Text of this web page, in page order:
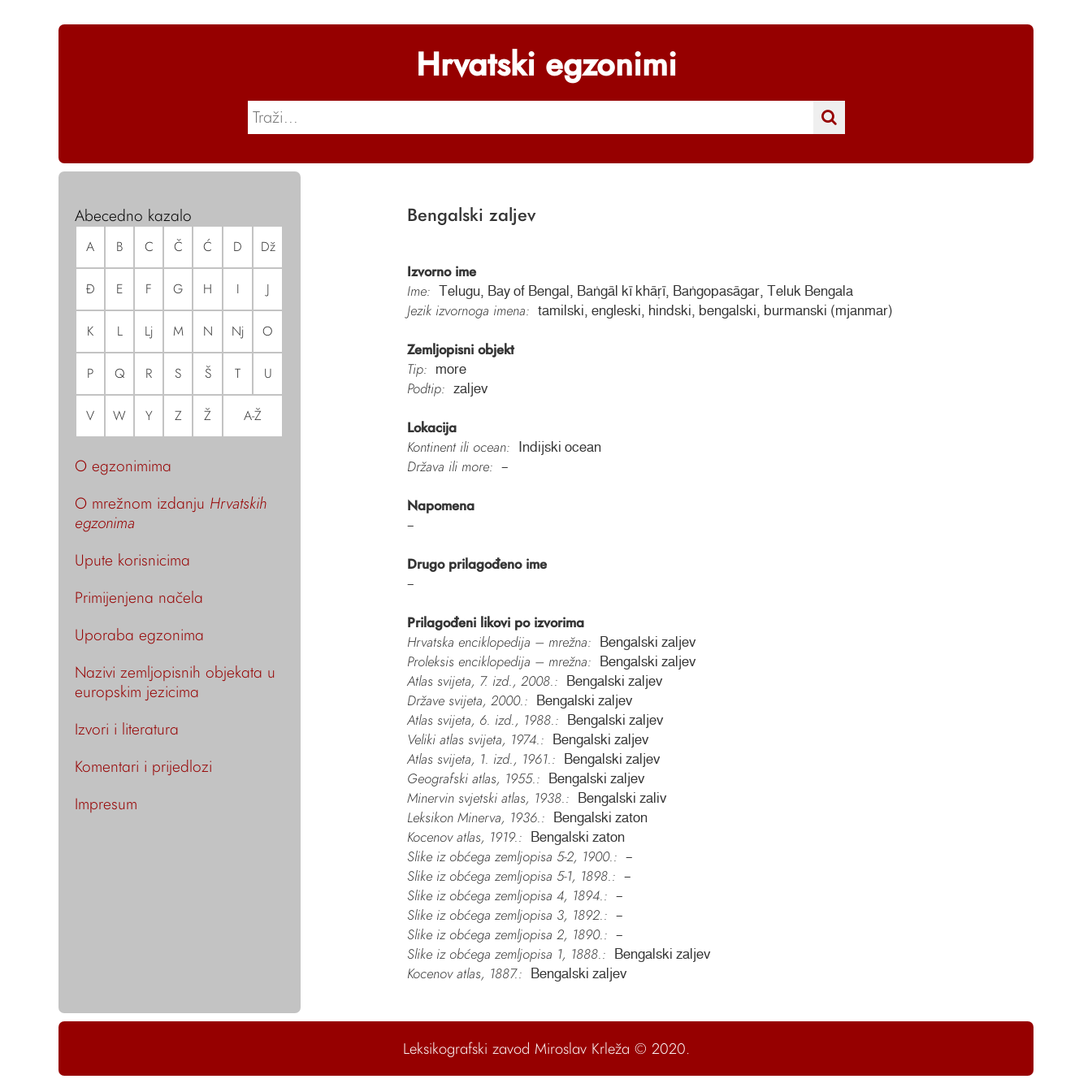
Hrvatski egzonimi
Abecedno kazalo
A B C Č Ć D Dž
Đ E F G H I J
K L Lj M N Nj O
P Q R S Š T U
V W Y Z Ž A-Ž
O egzonimima
O mrežnom izdanju Hrvatskih
egzonima
Upute korisnicima
Primijenjena načela
Uporaba egzonima
Nazivi zemljopisnih objekata u
europskim jezicima
Izvori i literatura
Komentari i prijedlozi
Impresum
Bengalski zaljev
Izvorno ime
Ime:
Telugu, Bay of Bengal, Baṅgāl kī khāṛī, Baṅgopasāgar, Teluk Bengala
Jezik izvornoga imena: tamilski, engleski, hindski, bengalski, burmanski (mjanmar)
Zemljopisni objekt
Tip:
more
Podtip: zaljev
Lokacija
Kontinent ili ocean:
Indijski ocean
Država ili more: –
Napomena
–
Drugo prilagođeno ime
–
Prilagođeni likovi po izvorima
Hrvatska enciklopedija – mrežna:
Bengalski zaljev
Proleksis enciklopedija – mrežna: Bengalski zaljev
Atlas svijeta, 7. izd., 2008.: Bengalski zaljev
Države svijeta, 2000.: Bengalski zaljev
Atlas svijeta, 6. izd., 1988.: Bengalski zaljev
Veliki atlas svijeta, 1974.: Bengalski zaljev
Atlas svijeta, 1. izd., 1961.: Bengalski zaljev
Geografski atlas, 1955.: Bengalski zaljev
Minervin svjetski atlas, 1938.: Bengalski zaliv
Leksikon Minerva, 1936.: Bengalski zaton
Kocenov atlas, 1919.: Bengalski zaton
Slike iz obćega zemljopisa 5-2, 1900.: –
Slike iz obćega zemljopisa 5-1, 1898.: –
Slike iz obćega zemljopisa 4, 1894.: –
Slike iz obćega zemljopisa 3, 1892.: –
Slike iz obćega zemljopisa 2, 1890.: –
Slike iz obćega zemljopisa 1, 1888.: Bengalski zaljev
Kocenov atlas, 1887.: Bengalski zaljev
Leksikografski zavod Miroslav Krleža © 2020.